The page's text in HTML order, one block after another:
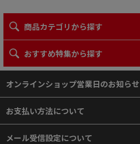
商品カテゴリから探す
おすすめ特集から探す
オンラインショップ営業日のお知らせ
お支払い方法について
メール受信設定について